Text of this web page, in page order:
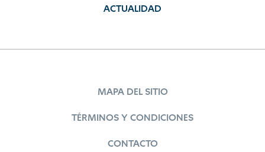
ACTUALIDAD
MAPA DEL SITIO
TÉRMINOS Y CONDICIONES
CONTACTO